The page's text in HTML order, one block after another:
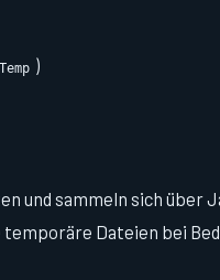
)
und sammeln sich über
temporäre Dateien bei